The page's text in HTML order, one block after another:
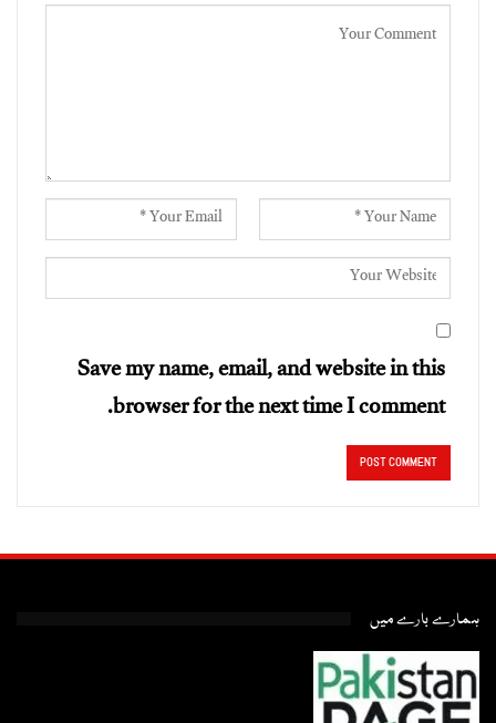
Save my name, email, and website in this
browser for the next time I comment.
ہمارے بارے میں